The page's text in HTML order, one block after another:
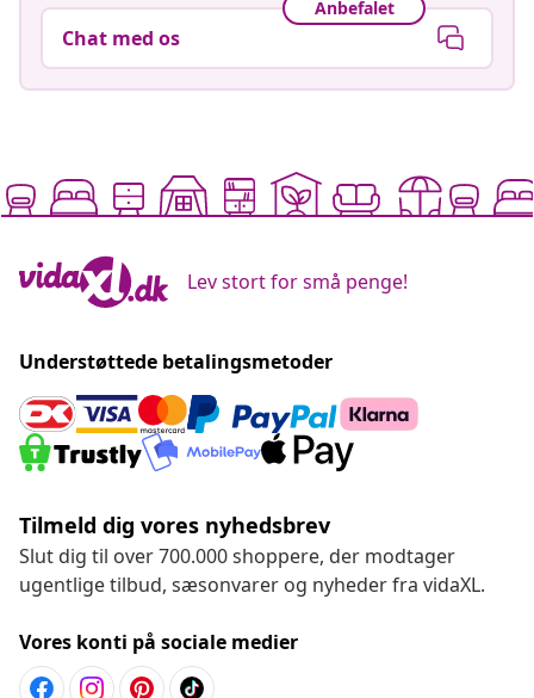
Anbefalet
Chat med os
Lev stort for små penge!
Understøttede betalingsmetoder
Tilmeld dig vores nyhedsbrev
Slut dig til over 700.000 shoppere, der modtager
ugentlige tilbud, sæsonvarer og nyheder fra vidaXL.
Vores konti på sociale medier